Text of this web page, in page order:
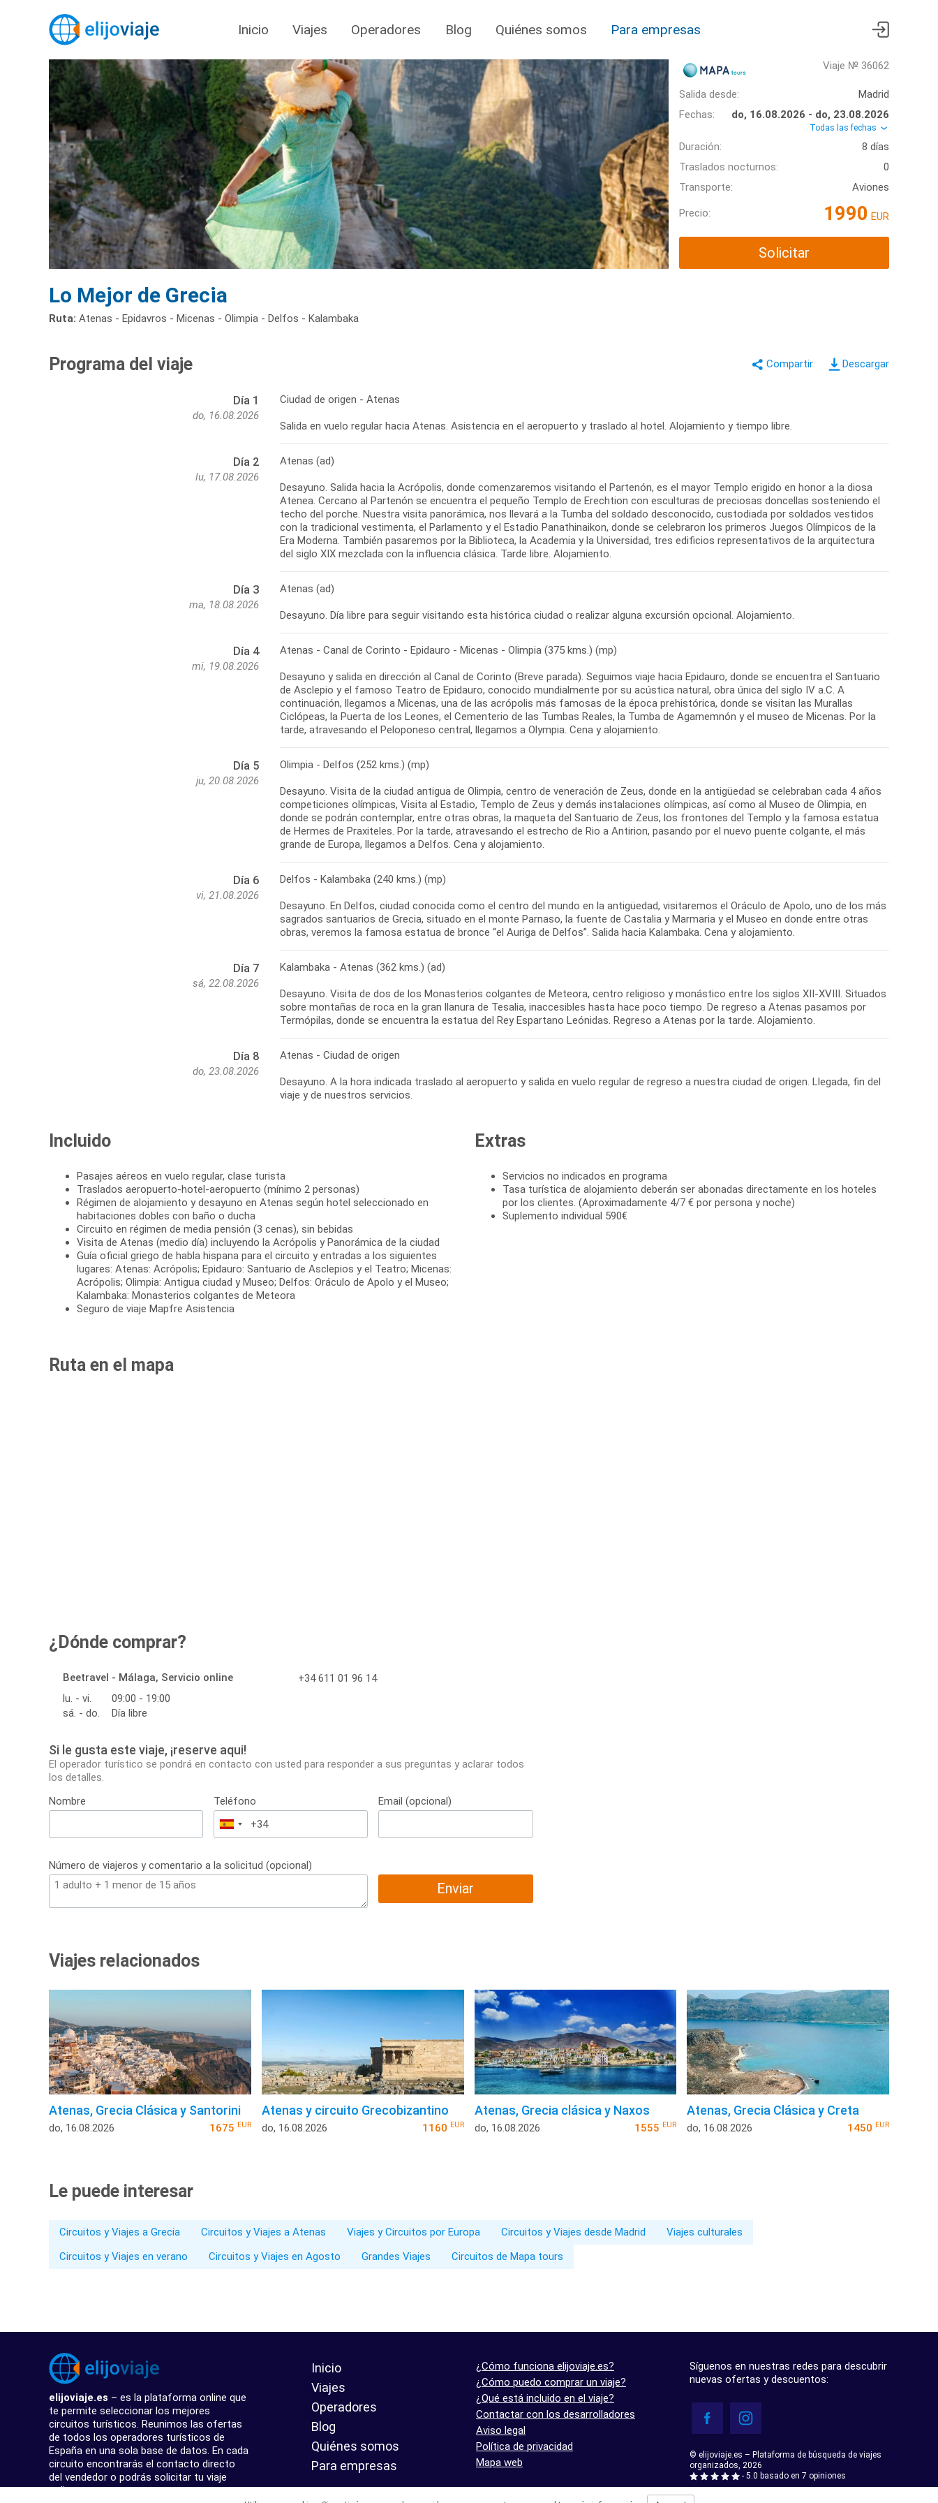
Inicio Viajes Operadores Blog Quiénes somos Para empresas
Viaje № 36062
Salida desde:
Madrid
Fechas:
do, 16.08.2026 - do, 23.08.2026
Todas las fechas
Duración:
8 días
Traslados nocturnos:
0
Transporte:
Aviones
Precio: 1990 EUR
Solicitar
Lo Mejor de Grecia
Ruta: Atenas - Epidavros - Micenas - Olimpia - Delfos - Kalambaka
Descargar
Programa del viaje
Día 1
do, 16.08.2026
Ciudad de origen - Atenas
Día 2
lu, 17.08.2026
Atenas (ad)
Desayuno. Salida hacia la Acrópolis, donde comenzaremos visitando el Partenón, es el mayor Templo erigido en honor a la diosa
Atenea. Cercano al Partenón se encuentra el pequeño Templo de Erechtion con esculturas de preciosas doncellas sosteniendo el
techo del porche. Nuestra visita panorámica, nos llevará a la Tumba del soldado desconocido, custodiada por soldados vestidos
con la tradicional vestimenta, el Parlamento y el Estadio Panathinaikon, donde se celebraron los primeros Juegos Olímpicos de la
Era Moderna. También pasaremos por la Biblioteca, la Academia y la Universidad, tres edificios representativos de la arquitectura
Día 3
ma, 18.08.2026
Atenas (ad)
Día 4
mi, 19.08.2026
Atenas - Canal de Corinto - Epidauro - Micenas - Olimpia (375 kms.) (mp)
Desayuno y salida en dirección al Canal de Corinto (Breve parada). Seguimos viaje hacia Epidauro, donde se encuentra el Santuario
de Asclepio y el famoso Teatro de Epidauro, conocido mundialmente por su acústica natural, obra única del siglo IV a.C. A
continuación, llegamos a Micenas, una de las acrópolis más famosas de la época prehistórica, donde se visitan las Murallas
Ciclópeas, la Puerta de los Leones, el Cementerio de las Tumbas Reales, la Tumba de Agamemnón y el museo de Micenas. Por la
Día 5
ju, 20.08.2026
Olimpia - Delfos (252 kms.) (mp)
Desayuno. Visita de la ciudad antigua de Olimpia, centro de veneración de Zeus, donde en la antigüedad se celebraban cada 4 años
competiciones olímpicas, Visita al Estadio, Templo de Zeus y demás instalaciones olímpicas, así como al Museo de Olimpia, en
donde se podrán contemplar, entre otras obras, la maqueta del Santuario de Zeus, los frontones del Templo y la famosa estatua
de Hermes de Praxiteles. Por la tarde, atravesando el estrecho de Rio a Antirion, pasando por el nuevo puente colgante, el más
Día 6
vi, 21.08.2026
Delfos - Kalambaka (240 kms.) (mp)
Desayuno. En Delfos, ciudad conocida como el centro del mundo en la antigüedad, visitaremos el Oráculo de Apolo, uno de los más
sagrados santuarios de Grecia, situado en el monte Parnaso, la fuente de Castalia y Marmaria y el Museo en donde entre otras
Día 7
sá, 22.08.2026
Kalambaka - Atenas (362 kms.) (ad)
Desayuno. Visita de dos de los Monasterios colgantes de Meteora, centro religioso y monástico entre los siglos XII-XVIII. Situados
sobre montañas de roca en la gran llanura de Tesalia, inaccesibles hasta hace poco tiempo. De regreso a Atenas pasamos por
Día 8
do, 23.08.2026
Atenas - Ciudad de origen
Desayuno. A la hora indicada traslado al aeropuerto y salida en vuelo regular de regreso a nuestra ciudad de origen. Llegada, fin del
Incluido
Pasajes aéreos en vuelo regular, clase turista
Traslados aeropuerto-hotel-aeropuerto (mínimo 2 personas)
Régimen de alojamiento y desayuno en Atenas según hotel seleccionado en
habitaciones dobles con baño o ducha
Circuito en régimen de media pensión (3 cenas), sin bebidas
Visita de Atenas (medio día) incluyendo la Acrópolis y Panorámica de la ciudad
Guía oficial griego de habla hispana para el circuito y entradas a los siguientes
lugares: Atenas: Acrópolis; Epidauro: Santuario de Asclepios y el Teatro; Micenas:
Acrópolis; Olimpia: Antigua ciudad y Museo; Delfos: Oráculo de Apolo y el Museo;
Kalambaka: Monasterios colgantes de Meteora
Seguro de viaje Mapfre Asistencia
Extras
Servicios no indicados en programa
Tasa turística de alojamiento deberán ser abonadas directamente en los hoteles
por los clientes. (Aproximadamente 4/7 € por persona y noche)
Suplemento individual 590€
Ruta en el mapa
¿Dónde comprar?
Beetravel - Málaga, Servicio online
lu. - vi.
09:00 - 19:00
sá. - do.
Día libre
+34 611 01 96 14
Si le gusta este viaje, ¡reserve aqui!
El operador turístico se pondrá en contacto con usted para responder a sus preguntas y aclarar todos
los detalles.
Nombre
Teléfono
España
+34
Email (opcional)
Número de viajeros y comentario a la solicitud (opcional)
Enviar
Viajes relacionados
Atenas, Grecia Clásica y Santorini
do, 16.08.2026 1675 EUR
Atenas y circuito Grecobizantino
do, 16.08.2026 1160 EUR
Atenas, Grecia clásica y Naxos
do, 16.08.2026 1555EUR
Atenas, Grecia Clásica y Creta
do, 16.08.2026 1450 EUR
Le puede interesar
Circuitos y Viajes a Grecia Circuitos y Viajes a Atenas Viajes y Circuitos por Europa Circuitos y Viajes desde Madrid
Viajes culturales
Circuitos y Viajes en verano
Circuitos y Viajes en Agosto Grandes Viajes Circuitos de Mapa tours
elijoviaje.es – es la plataforma online que
te permite seleccionar los mejores
circuitos turísticos. Reunimos las ofertas
de todos los operadores turísticos de
España en una sola base de datos. En cada
circuito encontrarás el contacto directo
del vendedor o podrás solicitar tu viaje
online.
Inicio
Viajes
Operadores
Blog
Quiénes somos
Para empresas
¿Cómo funciona elijoviaje.es?
¿Cómo puedo comprar un viaje?
¿Qué está incluido en el viaje?
Contactar con los desarrolladores
Aviso legal
Política de privacidad
Mapa web
Síguenos en nuestras redes para descubrir
nuevas ofertas y descuentos:
© elijoviaje.es – Plataforma de búsqueda de viajes
organizados, 2026
- 5.0 basado en 7 opiniones